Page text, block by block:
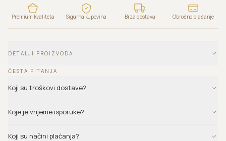
Premium kvaliteta Sigurna kupovina Brza dostava Obročno plaćanje
DETALJI PROIZVODA
ČESTA PITANJA
Koji su troškovi dostave?
Koje je vrijeme isporuke?
Koji su načini plaćanja?